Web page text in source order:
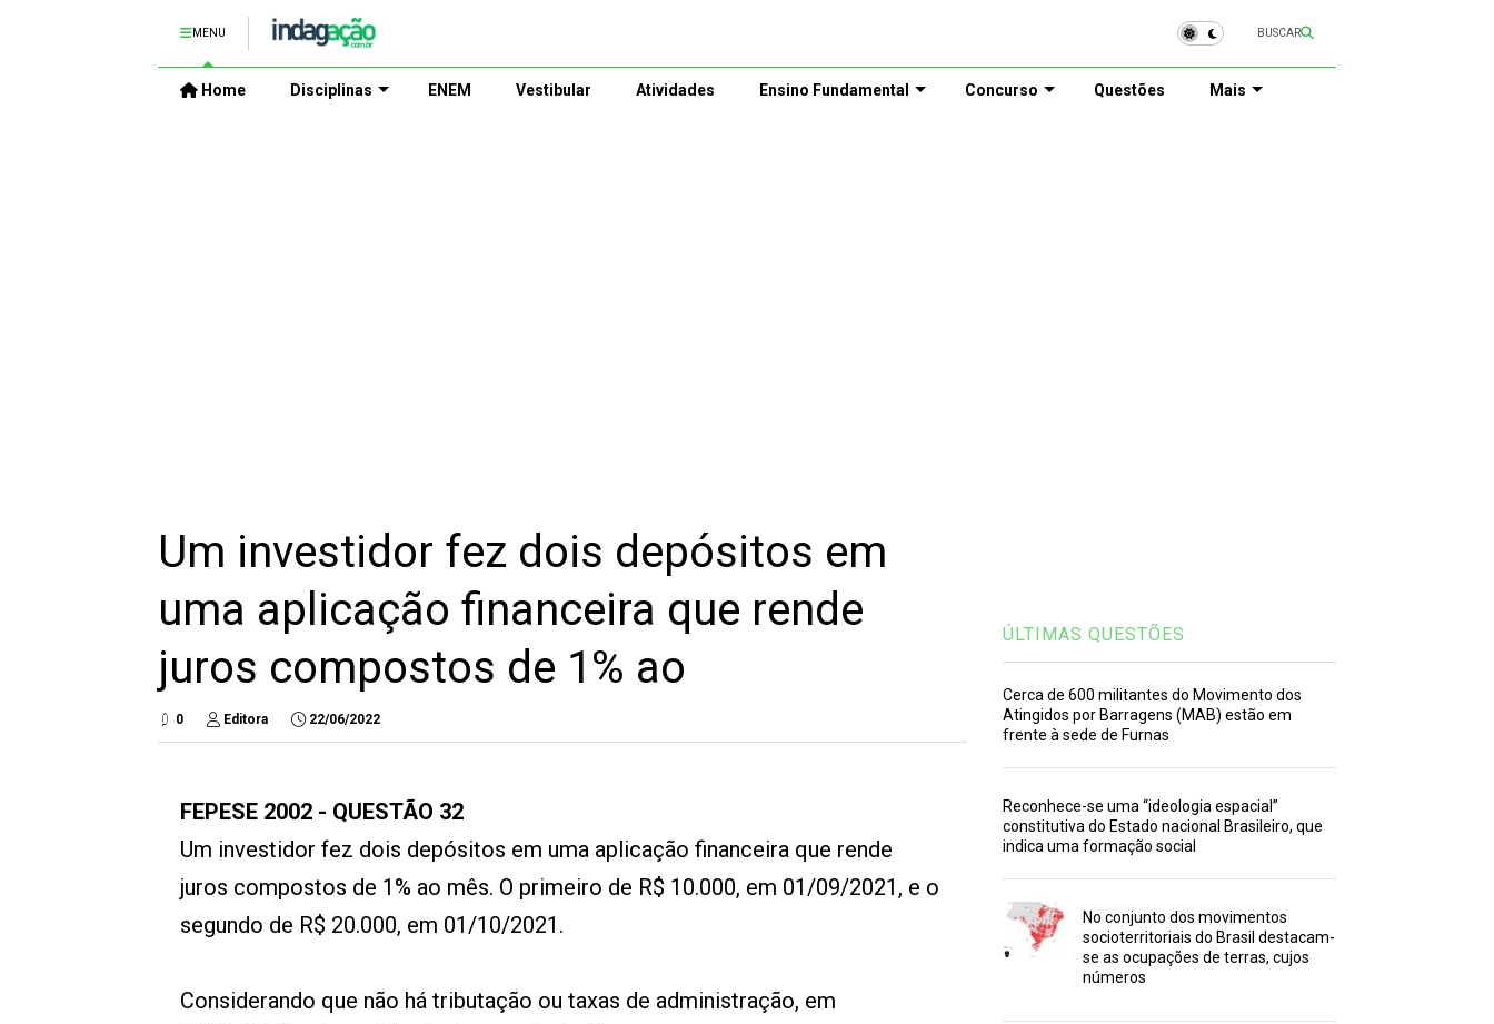
MENU BUSCAR
Home Disciplinas ENEM Vestibular Atividades Ensino Fundamental Concurso Questões Mais
Um investidor fez dois depósitos em
uma aplicação financeira que rende
juros compostos de 1% ao
0 Editora 22/06/2022
FEPESE 2002 - QUESTÃO 32
Um investidor fez dois depósitos em uma aplicação financeira que rende
juros compostos de 1% ao mês. O primeiro de R$ 10.000, em 01/09/2021, e o
segundo de R$ 20.000, em 01/10/2021.
Considerando que não há tributação ou taxas de administração, em
ÚLTIMAS QUESTÕES
Cerca de 600 militantes do Movimento dos
Atingidos por Barragens (MAB) estão em
frente à sede de Furnas
Reconhece-se uma “ideologia espacial”
constitutiva do Estado nacional Brasileiro, que
indica uma formação social
No conjunto dos movimentos
socioterritoriais do Brasil destacam-
se as ocupações de terras, cujos
números